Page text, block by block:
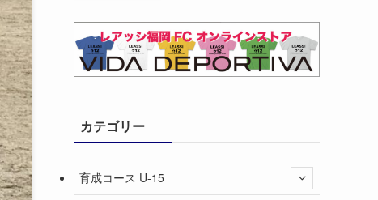
カテゴリー
育成コース U-15